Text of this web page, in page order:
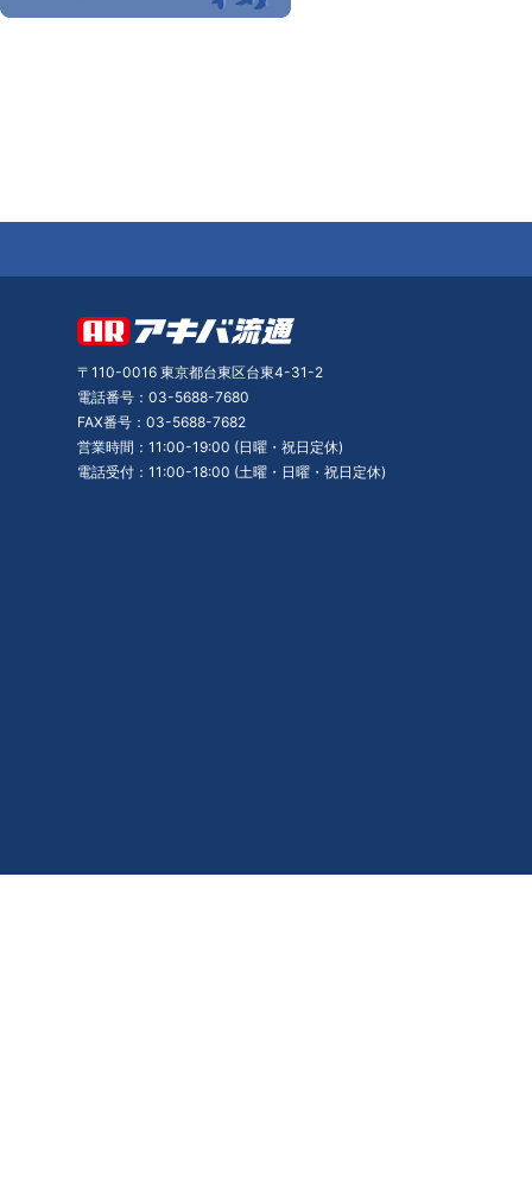
〒110-0016 東京都台東区台東4-31-2
電話番号：03-5688-7680
FAX番号：03-5688-7682
営業時間：11:00-19:00 (日曜・祝日定休)
電話受付：11:00-18:00 (土曜・日曜・祝日定休)